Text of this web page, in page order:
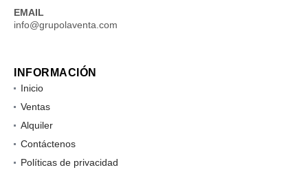
EMAIL
info@grupolaventa.com
INFORMACIÓN
Inicio
Ventas
Alquiler
Contáctenos
Políticas de privacidad